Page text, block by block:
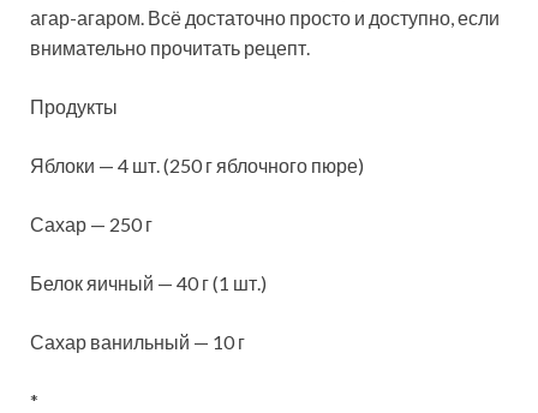
агар-агаром. Всё достаточно просто и доступно, если
внимательно прочитать рецепт.
Продукты
Яблоки — 4 шт. (250 г яблочного пюре)
Сахар — 250 г
Белок яичный — 40 г (1 шт.)
Сахар ванильный — 10 г
*